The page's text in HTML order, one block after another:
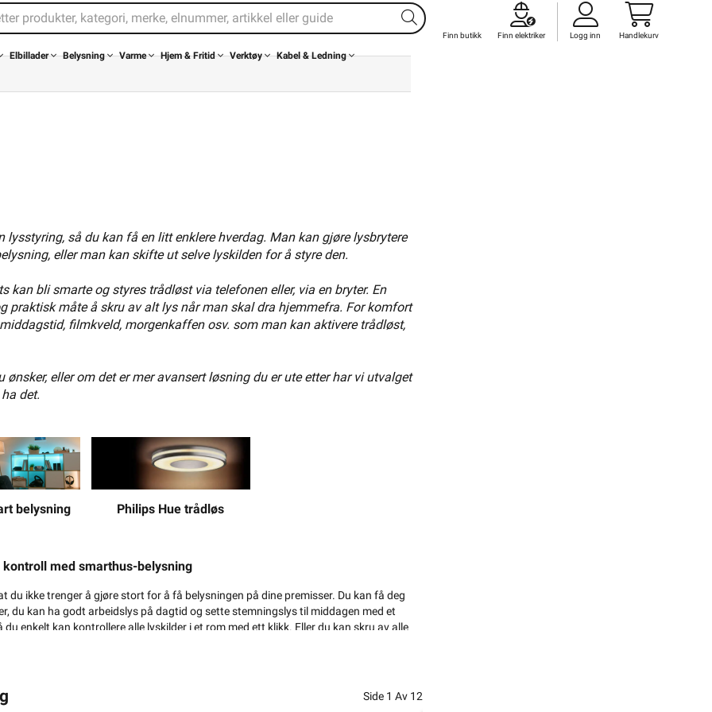
199,90
220+ på lager
749,-
320+ på lager
Hue W Lyskilde 4.2W GU10
360+ på lager
Philips Hue WA Being Taklampe Hvit
150± på lager
du er på ferie i en ukes tid ser gjerne boligen din ubebodd ut. Sett noen lys til å
er hjemme. Du kan tidsstyre funksjonen, eller bare styre det manuelt via
også med infrarødbelysning. Lyset kan ikke fanges opp av menneskeøyet, men
områder og forbedret nattsynet til kamera betydelig.
spares fra redusert lysbruk. Men for de som ikke har LED-lyskilder hjemme, men
summer å spare ved å oppgradere til smarte LED pærer og lamper.
Finn butikk Finn elektriker Logg inn Handlekurv
Elbillader Belysning Varme Hjem & Fritid Verktøy Kabel & Ledning
så du kan få en litt enklere hverdag. Man kan gjøre lysbrytere
eller man kan skifte ut selve lyskilden for å styre den.
kan bli smarte og styres trådløst via telefonen eller, via en bryter. En
praktisk måte å skru av alt lys når man skal dra hjemmefra. For komfort
filmkveld, morgenkaffen osv. som man kan aktivere trådløst,
eller om det er mer avansert løsning du er ute etter har vi utvalget
det.
belysning
Philips Hue trådløs
kontroll med smarthus-belysning
du ikke trenger å gjøre stort for å få belysningen på dine premisser. Du kan få deg
du kan ha godt arbeidslys på dagtid og sette stemningslys til middagen med et
enkelt kan kontrollere alle lyskilder i et rom med ett klikk. Eller du kan skru av alle
Du er ikke alene. Sett lysene dine til å hjelpe med oppvekkingen. Da våkner
Til de av oss med ungdom i huset er dette en innertier.
Side 1 Av 12